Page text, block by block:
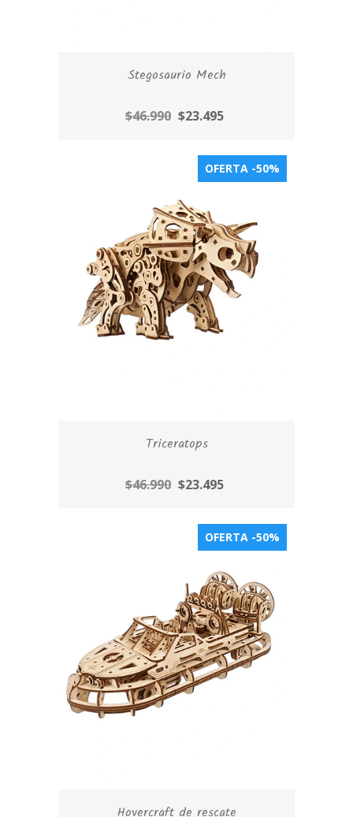
Stegosaurio Mech
$46.990 $23.495
OFERTA -50%
Triceratops
$46.990 $23.495
OFERTA -50%
Hovercraft de rescate